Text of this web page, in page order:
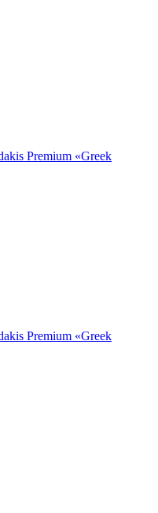
Premium «Greek
Premium «Greek